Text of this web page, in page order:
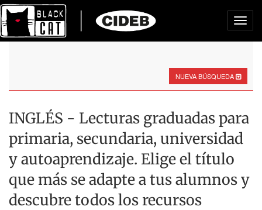
NUEVA BÚSQUEDA
INGLÉS - Lecturas graduadas para
primaria, secundaria, universidad
y autoaprendizaje. Elige el título
que más se adapte a tus alumnos y
descubre todos los recursos